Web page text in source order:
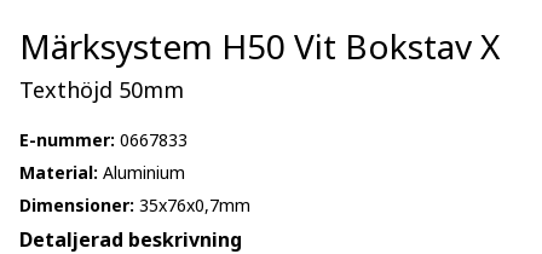
Märksystem H50 Vit Bokstav X
Texthöjd 50mm
E-nummer: 0667833
Material: Aluminium
Dimensioner: 35x76x0,7mm
Detaljerad beskrivning